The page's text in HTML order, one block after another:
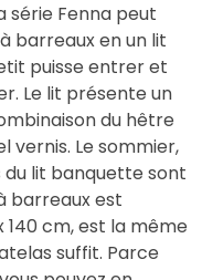
série Fenna peut
barreaux en un lit
puisse entrer et
Le lit présente un
du hêtre
vernis. Le sommier,
lit banquette sont
barreaux est
140 cm, est la même
suffit. Parce